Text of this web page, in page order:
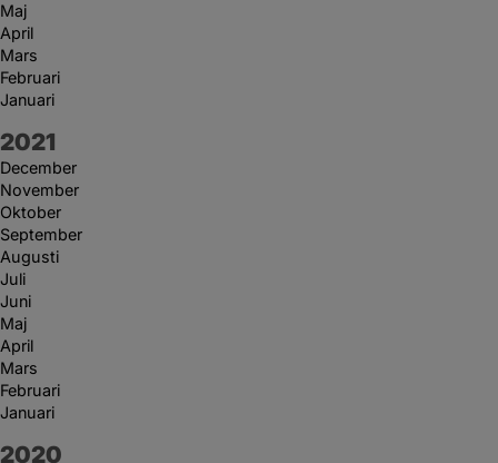
Maj
April
Mars
Februari
Januari
År:
2021
December
November
Oktober
September
Augusti
Juli
Juni
Maj
April
Mars
Februari
Januari
År:
2020